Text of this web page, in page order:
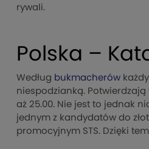
rywali.
Polska –
Według bukmacherów
niespodzianką. Potwierdzają
aż 25.00. Nie jest to jednak
jednym z kandydatów do
promocyjnym STS. Dzięki